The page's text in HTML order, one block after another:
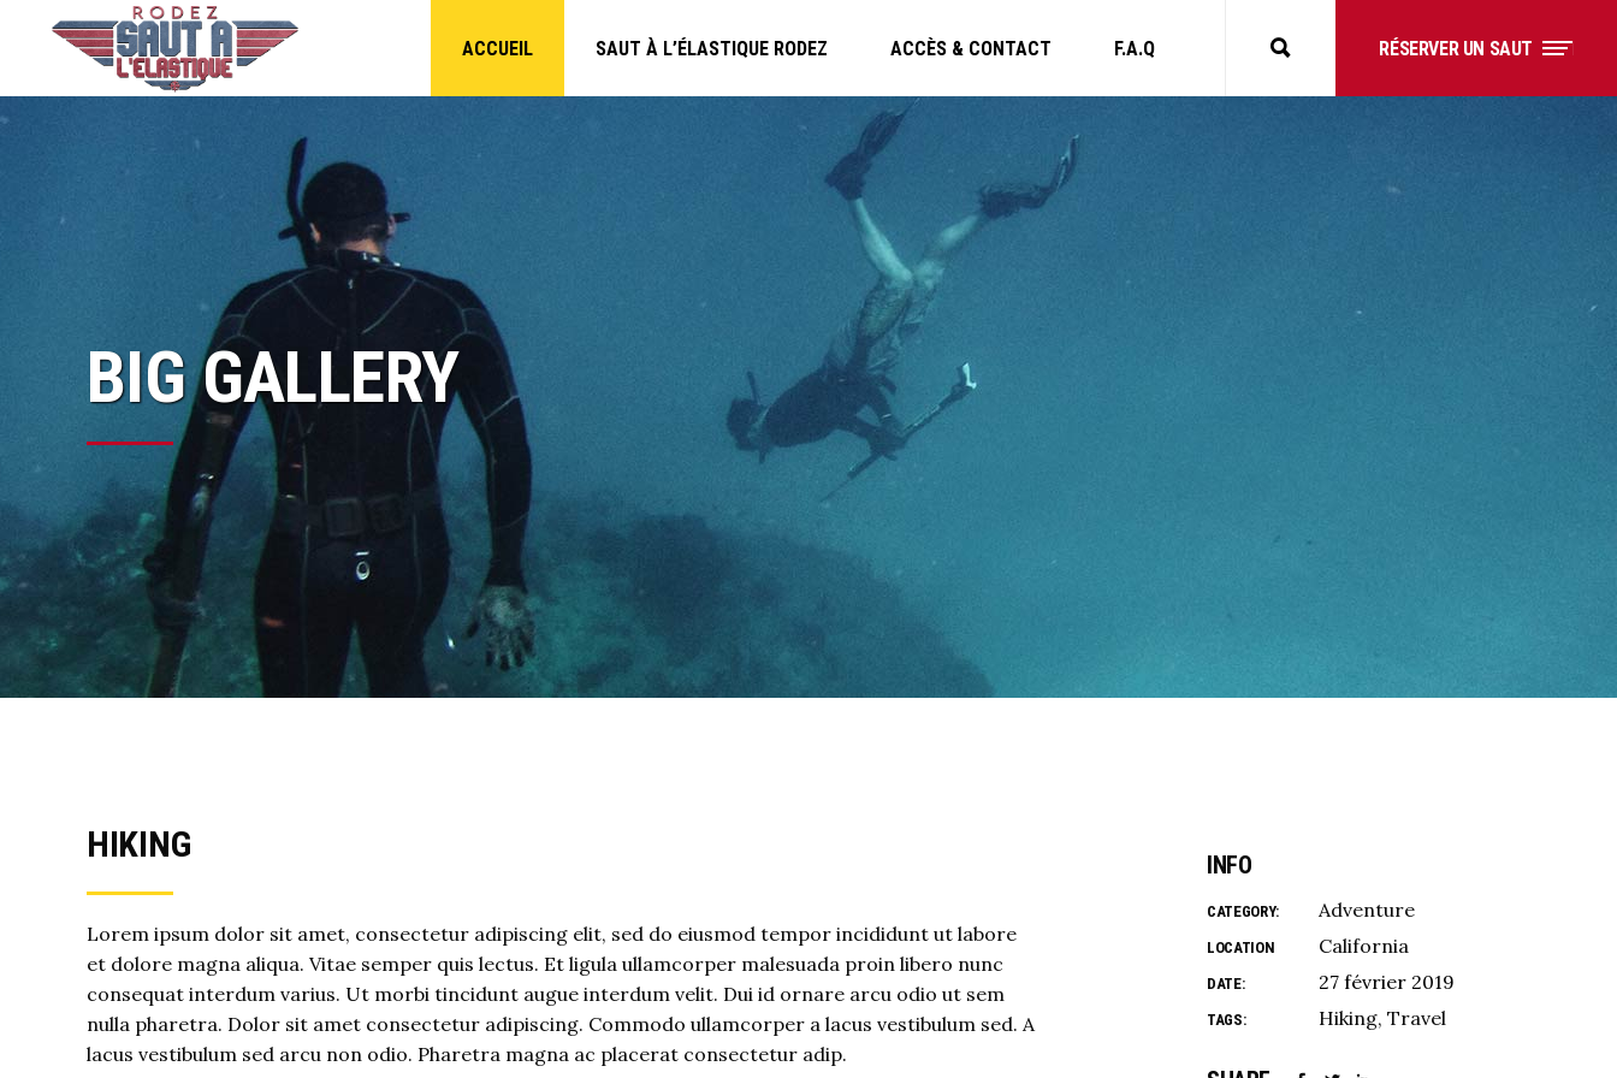
ACCUEIL SAUT À L’ÉLASTIQUE RODEZ ACCÈS & CONTACT F.A.Q RÉSERVER UN SAUT
BIG GALLERY
HIKING
Lorem ipsum dolor sit amet, consectetur adipiscing elit, sed do eiusmod tempor incididunt ut labore
et dolore magna aliqua. Vitae semper quis lectus. Et ligula ullamcorper malesuada proin libero nunc
consequat interdum varius. Ut morbi tincidunt augue interdum velit. Dui id ornare arcu odio ut sem
nulla pharetra. Dolor sit amet consectetur adipiscing. Commodo ullamcorper a lacus vestibulum sed. A
lacus vestibulum sed arcu non odio. Pharetra magna ac placerat consectetur adip.
INFO
CATEGORY: Adventure
LOCATION California
DATE: 27 février 2019
TAGS: Hiking Travel